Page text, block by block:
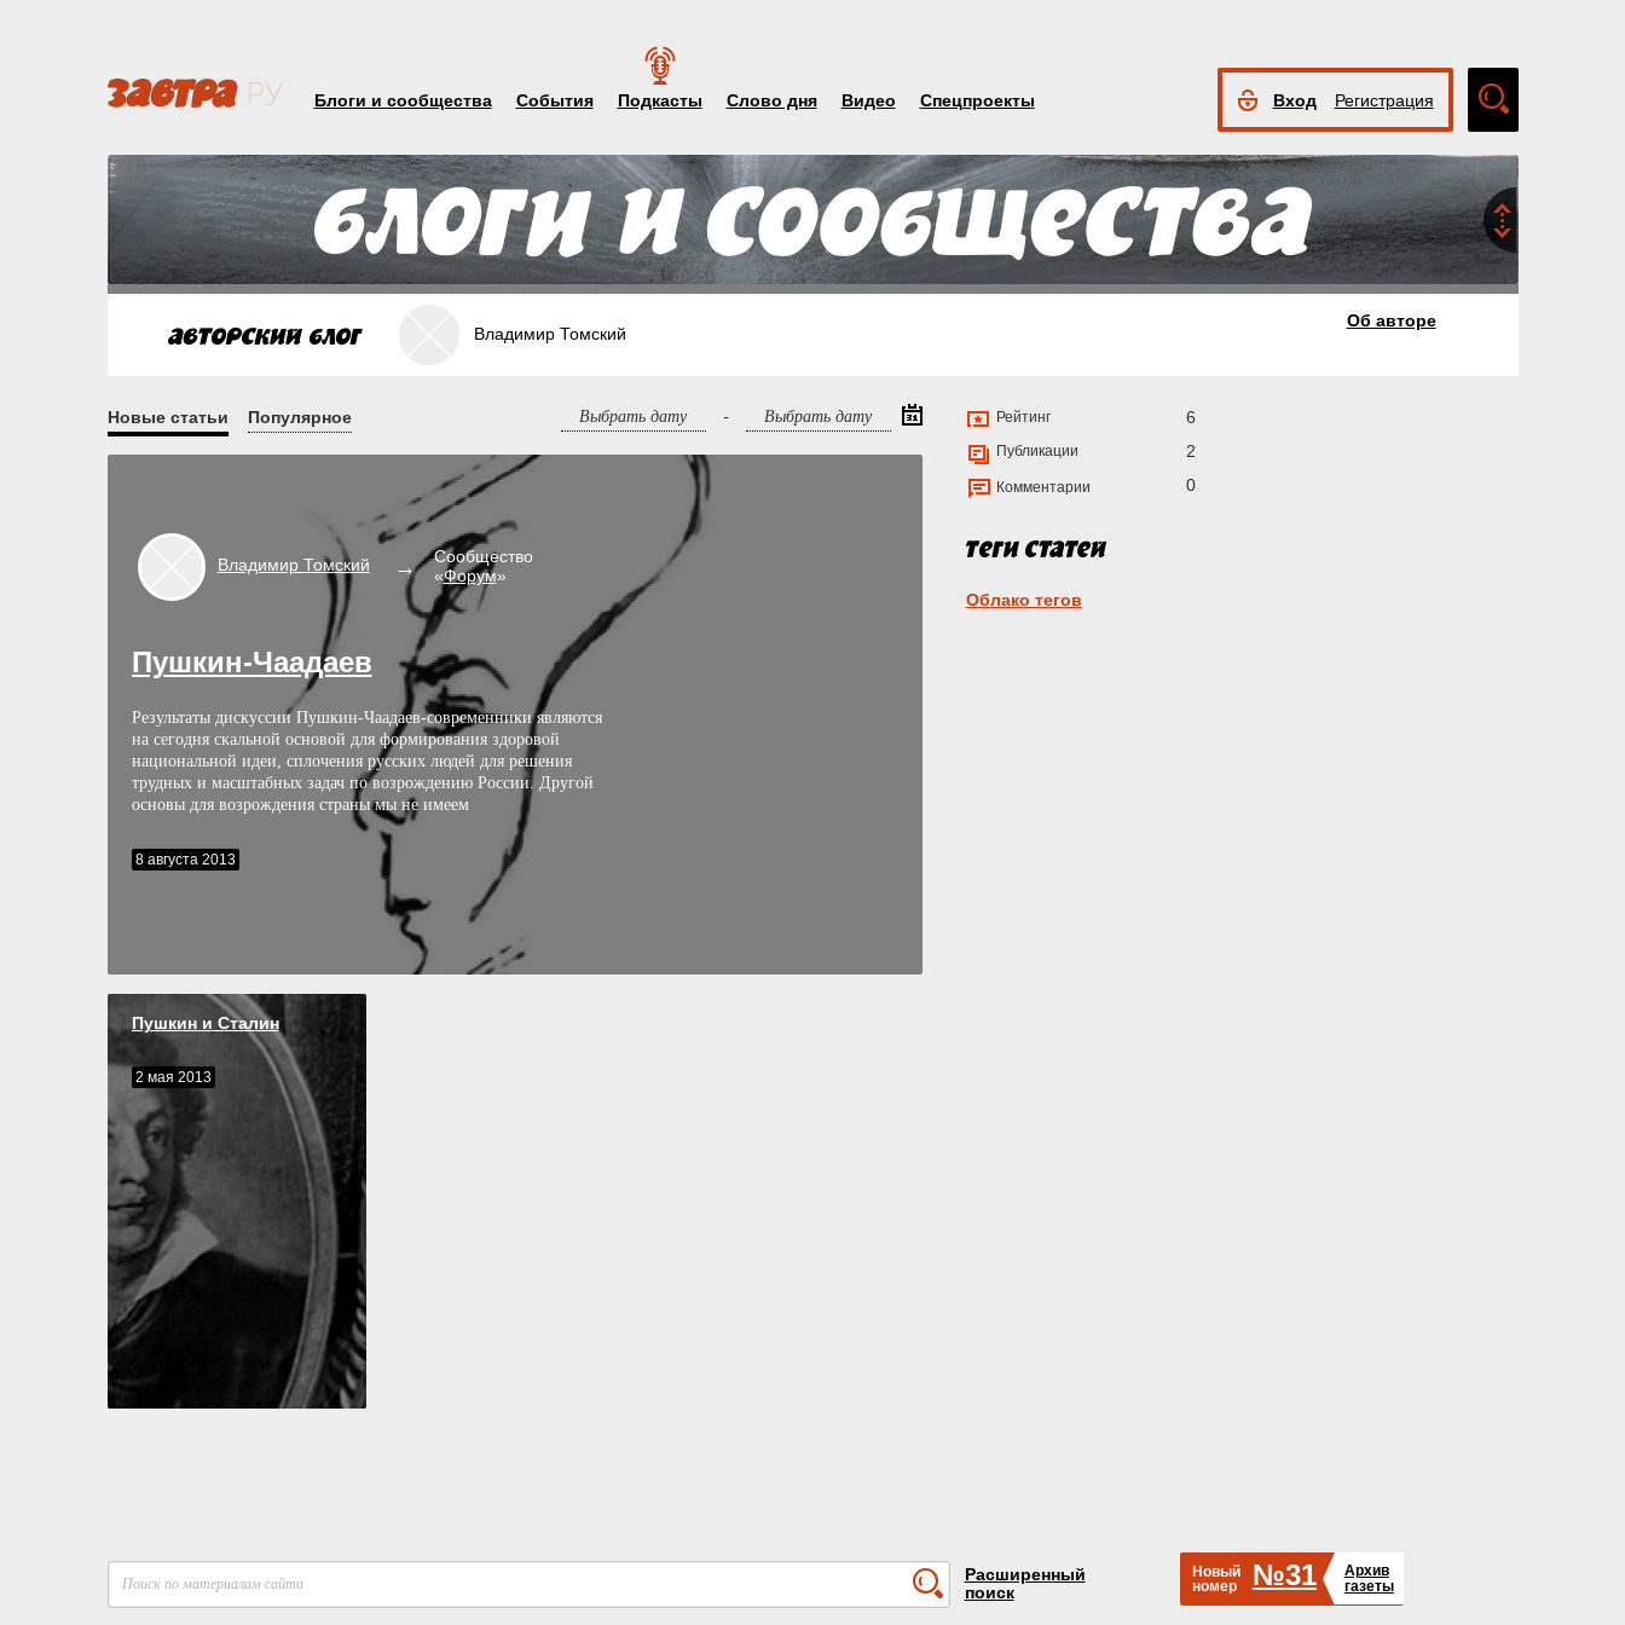
Блоги и сообщества События Подкасты Слово дня Видео Спецпроекты Вход Регистрация
поиск
Владимир Томский
Об авторе
Новые статьи Популярное -
Владимир Томский
Сообщество
«Форум»
Пушкин-Чаадаев
Результаты дискуссии Пушкин-Чаадаев-современники являются
на сегодня скальной основой для формирования здоровой
национальной идеи, сплочения русских людей для решения
трудных и масштабных задач по возрождению России. Другой
основы для возрождения страны мы не имеем
8 августа 2013
Пушкин и Сталин
2 мая 2013
Рейтинг 6
Публикации 2
Комментарии 0
Облако тегов
Расширенный
поиск
Новый
номер
№31
Архив
газеты